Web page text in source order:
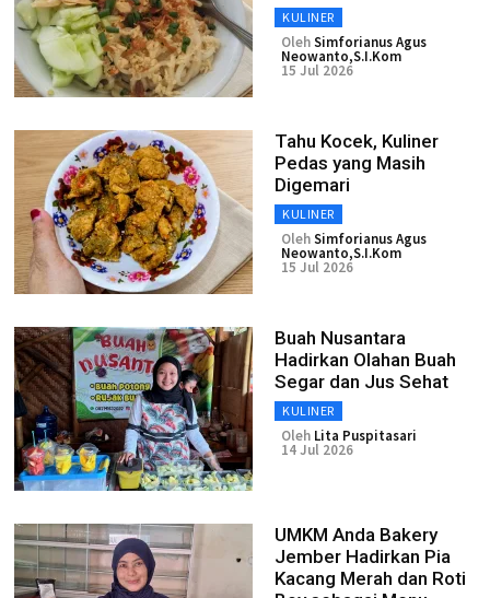
KULINER
OlehSimforianus Agus
Neowanto,S.I.Kom
15 Jul 2026
Tahu Kocek, Kuliner
Pedas yang Masih
Digemari
KULINER
OlehSimforianus Agus
Neowanto,S.I.Kom
15 Jul 2026
Buah Nusantara
Hadirkan Olahan Buah
Segar dan Jus Sehat
KULINER
Oleh Lita Puspitasari
14 Jul 2026
UMKM Anda Bakery
Jember Hadirkan Pia
Kacang Merah dan Roti